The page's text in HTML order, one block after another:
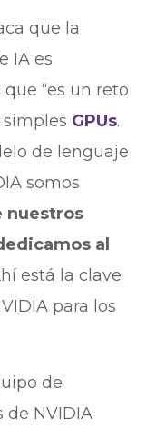
que la
IA es
“es un reto
GPUs.
de lenguaje
somos
nuestros
al
está la clave
para los
de
de NVIDIA